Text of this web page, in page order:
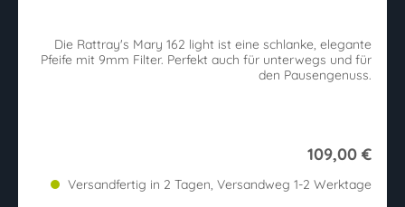
Die Rattray's Mary 162 light ist eine schlanke, elegante
Pfeife mit 9mm Filter. Perfekt auch für unterwegs und für
den Pausengenuss.
109,00 €
Versandfertig in 2 Tagen, Versandweg 1-2 Werktage